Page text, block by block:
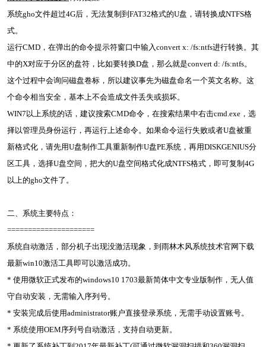
系统gho文件超过4G后，无法复制到FAT32格式的U盘，请转换成NTFS格
式。
运行CMD，在弹出的命令提示符窗口中输入convert x: /fs:ntfs进行转换。其
中的X对应于分区的盘符，比如要转换D盘，那么就是convert d: /fs:ntfs。
这个过程中会询问磁盘卷标，所以建议事先为磁盘命名一个英文名称。这
个命令相当安全，基本上不会造成文件丢失或损坏。
WIN7以上系统的话，建议搜索CMD命令，在搜索结果中右击cmd.exe，选
择以管理员身份运行，再运行上述命令。如果命令运行失败或者U盘被重
新格式化，请先用U盘制作工具重新制作U盘PE系统，再用DISKGENIUS分
区工具，选择U盘空间，把大的U盘空间格式化成NTFS格式，即可复制4G
以上的gho文件了。
二、系统主要特点：
=====================
系统自动激活，部分机子出现没激活现象，到雨林木风系统技术官网下载
最新win10激活工具即可以激活成功。
* 使用微软正式发布的windows10 1703最新简体中文专业版制作，无人值
守自动安装，无需输入序列号。
* 安装完成后使用administrator账户直接登录系统，无需手动设置账号。
* 系统使用OEM序列号自动激活，支持自动更新。